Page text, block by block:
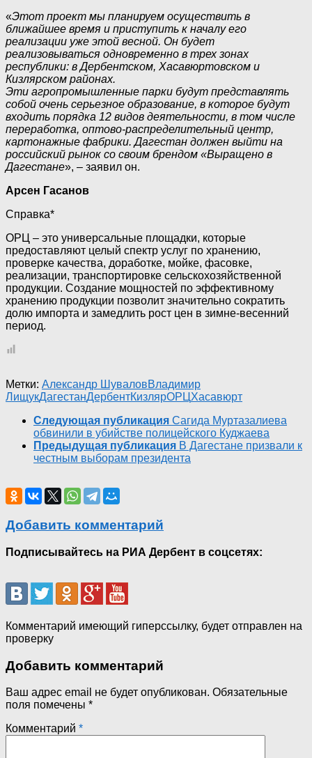
«Этот проект мы планируем осуществить в
ближайшее время и приступить к началу его
реализации уже этой весной. Он будет
реализовываться одновременно в трех зонах
республики: в Дербентском, Хасавюртовском и
Кизлярском районах.
Эти агропромышленные парки будут представлять
собой очень серьезное образование, в которое будут
входить порядка 12 видов деятельности, в том числе
переработка, оптово-распределительный центр,
картонажные фабрики. Дагестан должен выйти на
российский рынок со своим брендом «Выращено в
Дагестане», – заявил он.
Арсен Гасанов
Справка*
ОРЦ – это универсальные площадки, которые
предоставляют целый спектр услуг по хранению,
проверке качества, доработке, мойке, фасовке,
реализации, транспортировке сельскохозяйственной
продукции. Создание мощностей по эффективному
хранению продукции позволит значительно сократить
долю импорта и замедлить рост цен в зимне-весенний
период.
Метки: Александр ШуваловВладимир
ЛищукДагестанДербентКизлярОРЦХасавюрт
Следующая публикация Сагида Муртазалиева
обвинили в убийстве полицейского Куджаева
Предыдущая публикация В Дагестане призвали к
честным выборам президента
Добавить комментарий
Подписывайтесь на РИА Дербент в соцсетях:
Комментарий имеющий гиперссылку, будет отправлен на
проверку
Добавить комментарий
Ваш адрес email не будет опубликован. Обязательные
поля помечены *
Комментарий *